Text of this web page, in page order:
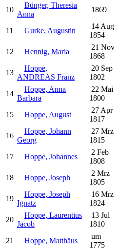
10
Bünger, Theresia
Anna
1869
11 Gurke, Augustin
14 Aug
1854
12 Hennig, Maria
21 Nov
1868
13
Hoppe,
ANDREAS Franz
20 Sep
1802
14
Hoppe, Anna
Barbara
22 Mai
1800
15 Hoppe, August
27 Apr
1817
16
Hoppe, Johann
Georg
27 Mrz
1815
17 Hoppe, Johannes
2 Feb
1808
18 Hoppe, Joseph
2 Mrz
1805
19
Hoppe, Joseph
Ignatz
16 Mrz
1824
20
Hoppe, Laurentius
Jacob
13 Jul
1810
21 Hoppe, Matthäus
um
1775